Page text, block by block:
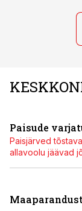
Paisude
Paisjärved
allavoolu jäävad